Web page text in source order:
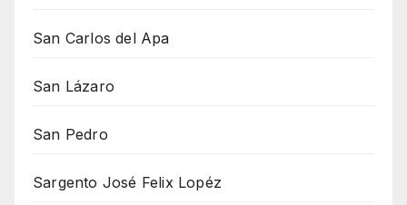
San Carlos del Apa
San Lázaro
San Pedro
Sargento José Felix Lopéz